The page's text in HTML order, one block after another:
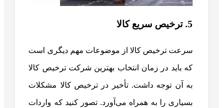
5. ترخیص سریع کالا
سرعت ترخیص کالا از موضوعات مهم دیگری است
که باید در زمان انتخاب بهترین شرکت ترخیص کالا
به آن توجه داشت. تأخیر در ترخیص کالا مشکلات
بسیاری را به همراه می‌آورد. تصور کنید که واردات